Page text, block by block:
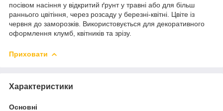
посівом насіння у відкритий ґрунт у травні або для більш
раннього цвітіння, через розсаду у березні-квітні. Цвіте із
червня до заморозків. Використовується для декоративного
оформлення клумб, квітників та зрізу.
Приховати
Характеристики
Основні